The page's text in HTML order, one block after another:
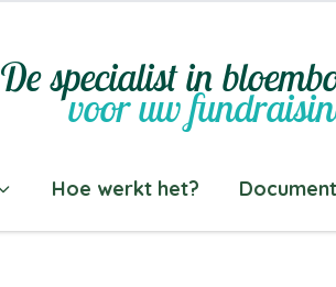
De specialist in
voor uw
Hoe werkt het?